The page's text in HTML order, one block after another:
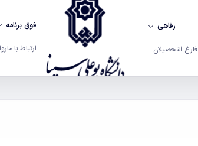
رفاهی
فارغ التحصیلان
فوق برنامه
ارتباط با ما